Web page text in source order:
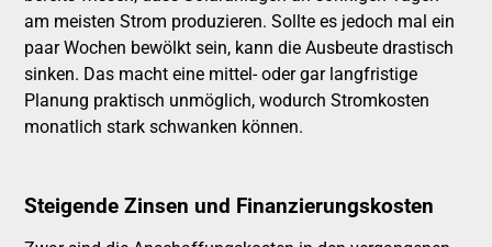
am meisten Strom produzieren. Sollte es jedoch mal ein
paar Wochen bewölkt sein, kann die Ausbeute drastisch
sinken. Das macht eine mittel- oder gar langfristige
Planung praktisch unmöglich, wodurch Stromkosten
monatlich stark schwanken können.
Steigende Zinsen und Finanzierungskosten